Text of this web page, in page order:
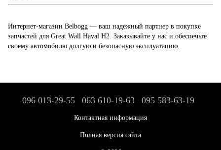
Интернет-магазин Belbogg — ваш надежный партнер в покупке
запчастей для Great Wall Haval H2. Заказывайте у нас и обеспечьте
своему автомобилю долгую и безопасную эксплуатацию.
096 013-29-55 063 610-19-63 095 583-63-19
Контактная информация
Полная версия сайта